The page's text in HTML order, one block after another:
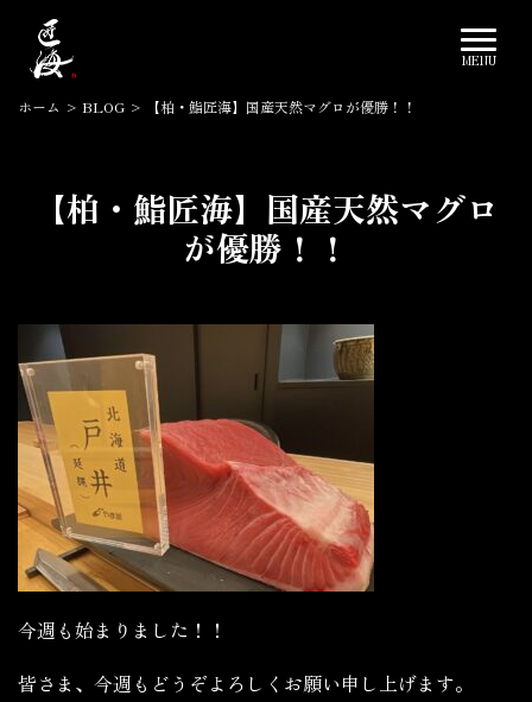
ホーム > BLOG > 【柏・鮨匠海】国産天然マグロが優勝！！
【柏・鮨匠海】国産天然マグロ
が優勝！！
今週も始まりました！！
皆さま、今週もどうぞよろしくお願い申し上げます。